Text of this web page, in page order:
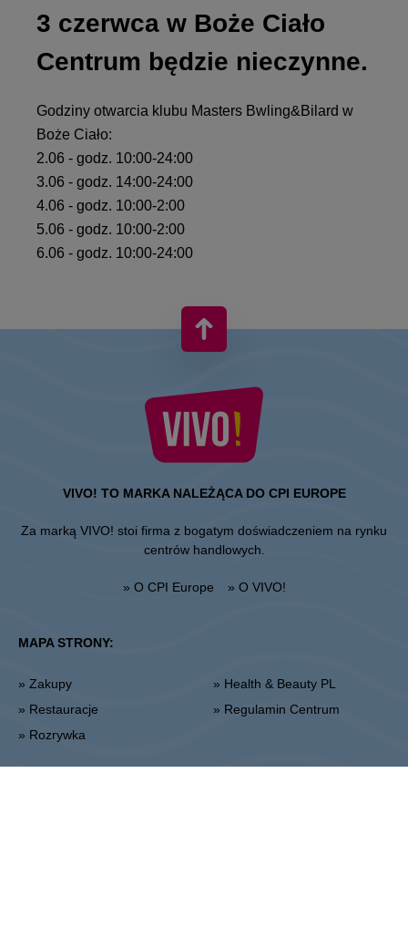
3 czerwca w Boże Ciało
Centrum będzie nieczynne.
Godziny otwarcia klubu Masters Bwling&Bilard w
Boże Ciało:
2.06 - godz. 10:00-24:00
3.06 - godz. 14:00-24:00
4.06 - godz. 10:00-2:00
5.06 - godz. 10:00-2:00
6.06 - godz. 10:00-24:00
VIVO! TO MARKA NALEŻĄCA DO CPI EUROPE
Za marką VIVO! stoi firma z bogatym doświadczeniem na rynku
centrów handlowych.
» O CPI Europe » O VIVO!
MAPA STRONY:
» Zakupy
» Restauracje
» Rozrywka
» Health & Beauty PL
» Regulamin Centrum